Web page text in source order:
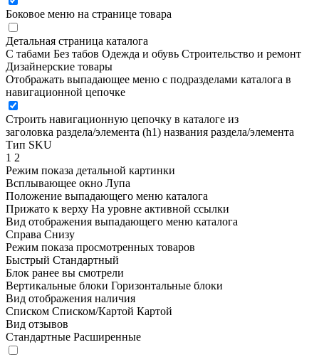
Боковое меню на странице товара
Детальная страница каталога
С табами Без табов Одежда и обувь Строительство и ремонт
Дизайнерские товары
Отображать выпадающее меню с подразделами каталога в
навигационной цепочке
Строить навигационную цепочку в каталоге из
заголовка раздела/элемента (h1) названия раздела/элемента
Тип SKU
1 2
Режим показа детальной картинки
Всплывающее окно Лупа
Положение выпадающего меню каталога
Прижато к верху На уровне активной ссылки
Вид отображения выпадающего меню каталога
Справа Снизу
Режим показа просмотренных товаров
Быстрый Стандартный
Блок ранее вы смотрели
Вертикальные блоки Горизонтальные блоки
Вид отображения наличия
Списком Списком/Картой Картой
Вид отзывов
Стандартные Расширенные